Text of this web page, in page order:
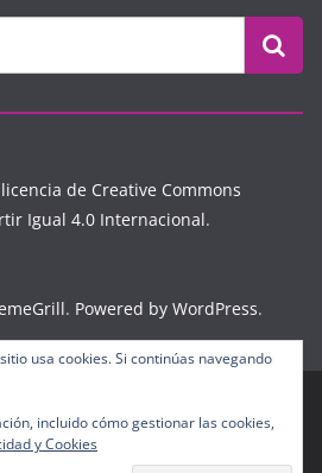
licencia de Creative Commons
Igual 4.0 Internacional.
. Powered by WordPress.
Digital Colombiano
reservados.
usa cookies. Si continúas navegando
incluido cómo gestionar las cookies,
y Cookies